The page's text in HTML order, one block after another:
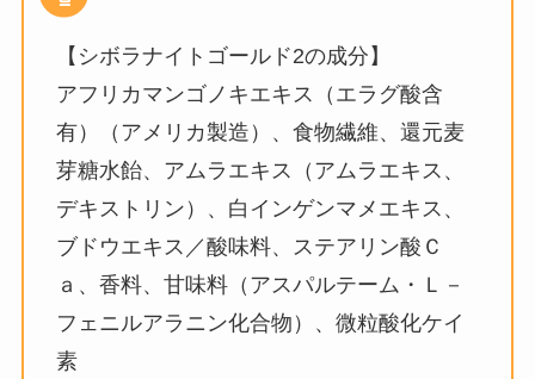
【シボラナイトゴールド2の成分】
アフリカマンゴノキエキス（エラグ酸含
有）（アメリカ製造）、食物繊維、還元麦
芽糖水飴、アムラエキス（アムラエキス、
デキストリン）、白インゲンマメエキス、
ブドウエキス／酸味料、ステアリン酸Ｃ
ａ、香料、甘味料（アスパルテーム・Ｌ－
フェニルアラニン化合物）、微粒酸化ケイ
素